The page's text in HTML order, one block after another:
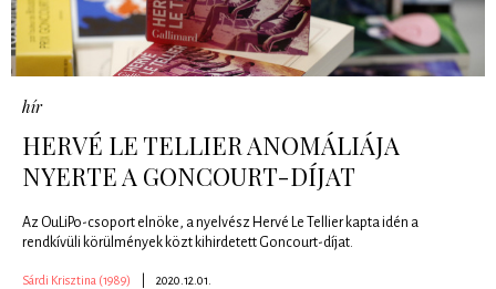
hír
HERVÉ LE TELLIER ANOMÁLIÁJA
NYERTE A GONCOURT-DÍJAT
Az OuLiPo-csoport elnöke, a nyelvész Hervé Le Tellier kapta idén a
rendkívüli körülmények közt kihirdetett Goncourt-díjat.
Sárdi Krisztina (1989) 2020.12.01.